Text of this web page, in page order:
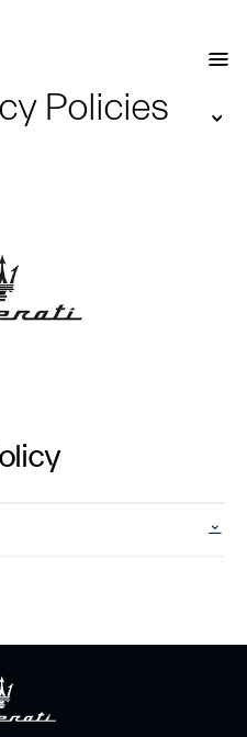
Policies